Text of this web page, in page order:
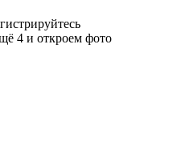
4 и откроем фото